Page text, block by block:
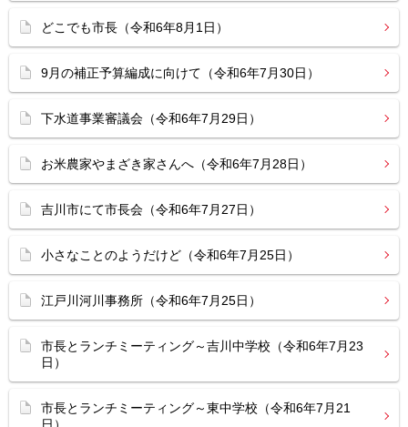
どこでも市長（令和6年8月1日）
9月の補正予算編成に向けて（令和6年7月30日）
下水道事業審議会（令和6年7月29日）
お米農家やまざき家さんへ（令和6年7月28日）
吉川市にて市長会（令和6年7月27日）
小さなことのようだけど（令和6年7月25日）
江戸川河川事務所（令和6年7月25日）
市長とランチミーティング～吉川中学校（令和6年7月23
日）
市長とランチミーティング～東中学校（令和6年7月21